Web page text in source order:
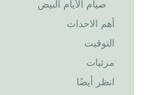
صيام الأيام البيض
أهم الاحداث
التوقيت
مرئيات
انظر أيضًا